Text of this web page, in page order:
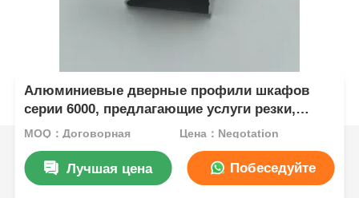
Алюминиевые дверные профили шкафов
серии 6000, предлагающие услуги резки,
подходящие для применения в окнах и
стандартами
MOQ：Договорная Цена：Negotation
Лучшая цена Побеседуйте